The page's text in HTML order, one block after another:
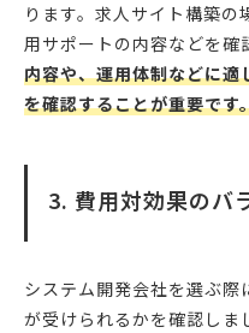
ります。求人サイト構築
用サポートの内容などを確
内容や、運用体制などに
を確認することが重要です
3. 費用対効果のバ
システム開発会社を選ぶ
が受けられるかを確認しま